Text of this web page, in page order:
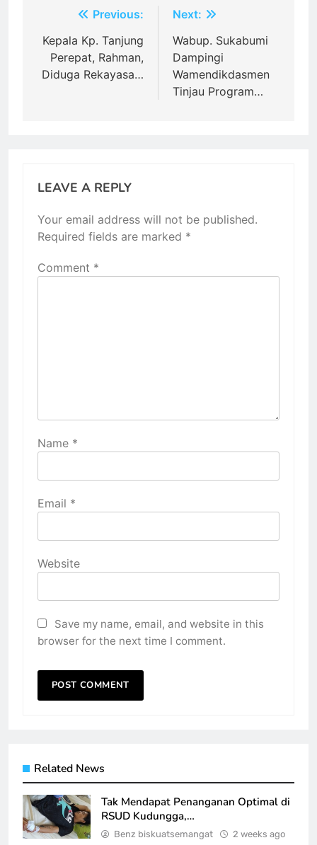
navigation
Previous:
Kepala Kp. Tanjung
Perepat, Rahman,
Diduga Rekayasa…
Next:
Wabup. Sukabumi
Dampingi
Wamendikdasmen
Tinjau Program…
LEAVE A REPLY
Your email address will not be published.
Required fields are marked *
Comment *
Name *
Email *
Website
Save my name, email, and website in this
browser for the next time I comment.
Related News
Tak Mendapat Penanganan Optimal di
RSUD Kudungga,…
Benz biskuatsemangat 2 weeks ago